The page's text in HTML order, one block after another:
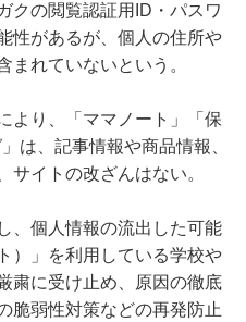
クの閲覧認証用ID・パスワ
性があるが、個人の住所や
まれていないという。
より、「ママノート」「保
は、記事情報や商品情報、
サイトの改ざんはない。
、個人情報の流出した可能
）」を利用している学校や
粛に受け止め、原因の徹底
脆弱性対策などの再発防止